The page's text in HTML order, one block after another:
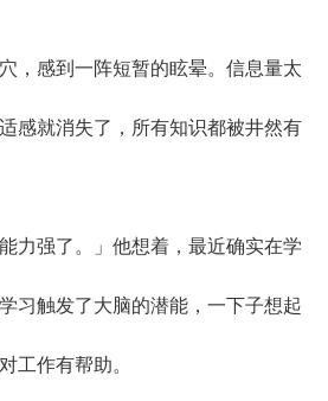
感到一阵短暂的眩晕。信息量太
感就消失了，所有知识都被井然有
强了。」他想着，最近确实在学
习触发了大脑的潜能，一下子想起
工作有帮助。